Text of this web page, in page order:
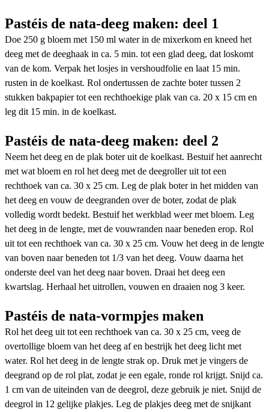
Pastéis de nata-deeg maken: deel 1
Doe 250 g bloem met 150 ml water in de mixerkom en kneed het
deeg met de deeghaak in ca. 5 min. tot een glad deeg, dat loskomt
van de kom. Verpak het losjes in vershoudfolie en laat 15 min.
rusten in de koelkast. Rol ondertussen de zachte boter tussen 2
stukken bakpapier tot een rechthoekige plak van ca. 20 x 15 cm en
leg dit 15 min. in de koelkast.
Pastéis de nata-deeg maken: deel 2
Neem het deeg en de plak boter uit de koelkast. Bestuif het aanrecht
met wat bloem en rol het deeg met de deegroller uit tot een
rechthoek van ca. 30 x 25 cm. Leg de plak boter in het midden van
het deeg en vouw de deegranden over de boter, zodat de plak
volledig wordt bedekt. Bestuif het werkblad weer met bloem. Leg
het deeg in de lengte, met de vouwranden naar beneden erop. Rol
uit tot een rechthoek van ca. 30 x 25 cm. Vouw het deeg in de lengte
van boven naar beneden tot 1/3 van het deeg. Vouw daarna het
onderste deel van het deeg naar boven. Draai het deeg een
kwartslag. Herhaal het uitrollen, vouwen en draaien nog 3 keer.
Pastéis de nata-vormpjes maken
Rol het deeg uit tot een rechthoek van ca. 30 x 25 cm, veeg de
overtollige bloem van het deeg af en bestrijk het deeg licht met
water. Rol het deeg in de lengte strak op. Druk met je vingers de
deegrand op de rol plat, zodat je een egale, ronde rol krijgt. Snijd ca.
1 cm van de uiteinden van de deegrol, deze gebruik je niet. Snijd de
deegrol in 12 gelijke plakjes. Leg de plakjes deeg met de snijkant